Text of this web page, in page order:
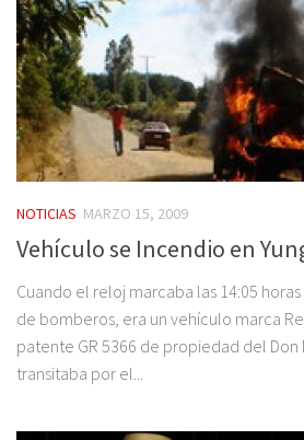
NOTICIAS MARZO 15, 2009
Vehículo se Incendio en
Cuando el reloj marcaba las 14:05
de bomberos, era un vehículo marca
patente GR 5366 de propiedad del Don
transitaba por el...